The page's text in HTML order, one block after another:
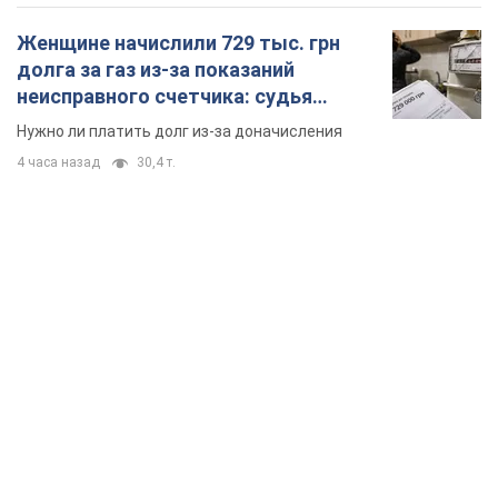
Женщине начислили 729 тыс. грн
долга за газ из-за показаний
неисправного счетчика: судья
вынес неожиданное решение
Нужно ли платить долг из-за доначисления
4 часа назад 30,4 т.